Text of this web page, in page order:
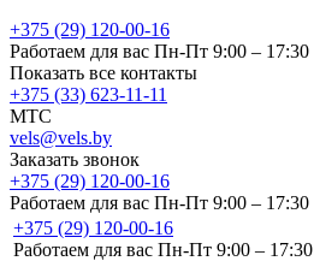
+375 (29) 120-00-16
Работаем для вас Пн-Пт 9:00 – 17:30
Показать все контакты
+375 (33) 623-11-11
MTC
vels@vels.by
Заказать звонок
+375 (29) 120-00-16
Работаем для вас Пн-Пт 9:00 – 17:30
+375 (29) 120-00-16
Работаем для вас Пн-Пт 9:00 – 17:30